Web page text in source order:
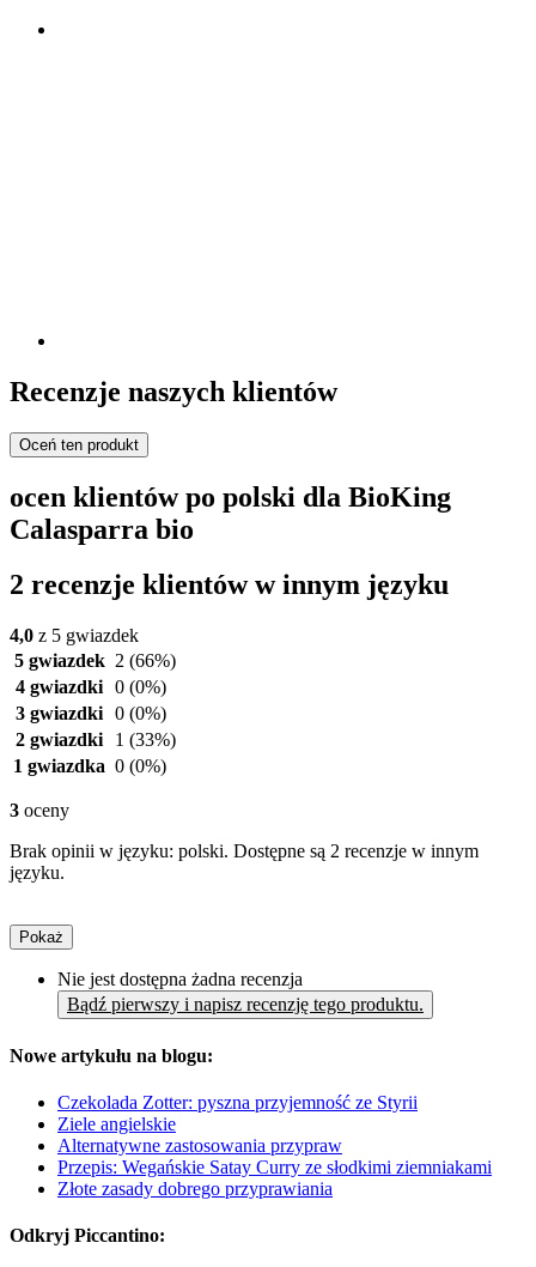
Recenzje naszych klientów
Oceń ten produkt
ocen klientów po polski dla BioKing
Calasparra bio
2 recenzje klientów w innym języku
4,0 z 5 gwiazdek
5 gwiazdek 2 (66%)
4 gwiazdki 0 (0%)
3 gwiazdki 0 (0%)
2 gwiazdki
1 (33%)
1 gwiazdka 0 (0%)
3 oceny
Brak opinii w języku: polski. Dostępne są 2 recenzje w innym
języku.
Pokaż
Nie jest dostępna żadna recenzja
Bądź pierwszy i napisz recenzję tego produktu.
Nowe artykułu na blogu:
Czekolada Zotter: pyszna przyjemność ze Styrii
Ziele angielskie
Alternatywne zastosowania przypraw
Przepis: Wegańskie Satay Curry ze słodkimi ziemniakami
Złote zasady dobrego przyprawiania
Odkryj Piccantino: